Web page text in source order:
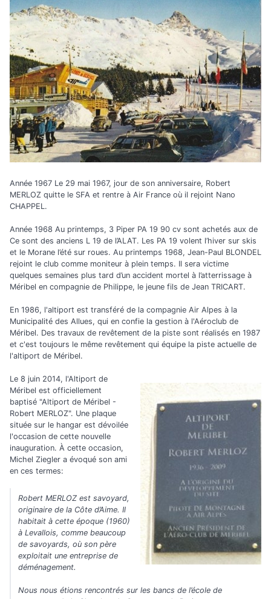
Année 1967 Le 29 mai 1967, jour de son anniversaire, Robert
MERLOZ quitte le SFA et rentre à Air France où il rejoint Nano
CHAPPEL.
Année 1968 Au printemps, 3 Piper PA 19 90 cv sont achetés aux de
Ce sont des anciens L 19 de l’ALAT. Les PA 19 volent l’hiver sur skis
et le Morane l’été sur roues. Au printemps 1968, Jean-Paul BLONDEL
rejoint le club comme moniteur à plein temps. Il sera victime
quelques semaines plus tard d’un accident mortel à l’atterrissage à
Méribel en compagnie de Philippe, le jeune fils de Jean TRICART.
En 1986, l'altiport est transféré de la compagnie Air Alpes à la
Municipalité des Allues, qui en confie la gestion à l'Aéroclub de
Méribel. Des travaux de revêtement de la piste sont réalisés en 1987
et c'est toujours le même revêtement qui équipe la piste actuelle de
l'altiport de Méribel.
Le 8 juin 2014, l'Altiport de
Méribel est officiellement
baptisé "Altiport de Méribel -
Robert MERLOZ". Une plaque
située sur le hangar est dévoilée
l'occasion de cette nouvelle
inauguration. À cette occasion,
Michel Ziegler a évoqué son ami
en ces termes:
Robert MERLOZ est savoyard,
originaire de la Côte d’Aime. Il
habitait à cette époque (1960)
à Levallois, comme beaucoup
de savoyards, où son père
exploitait une entreprise de
déménagement.
Nous nous étions rencontrés sur les bancs de l’école de